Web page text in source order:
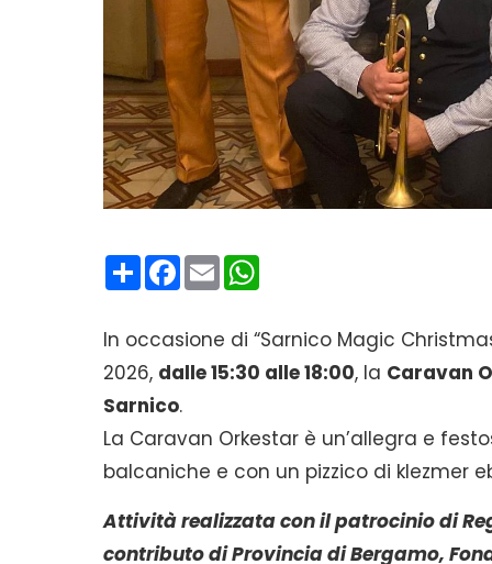
CondividiFacebook
Email
In occasione di “Sarnico Magic
2026, dalle 15:30 alle 18:00, la Caravan
Sarnico.
La Caravan Orkestar è un’allegra e
balcaniche e con un pizzico di klezmer
Attività realizzata con il patrocinio di
contributo di Provincia di Bergamo,